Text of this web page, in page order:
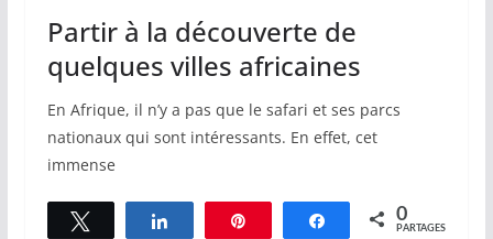
Partir à la découverte de
quelques villes africaines
En Afrique, il n’y a pas que le safari et ses parcs
nationaux qui sont intéressants. En effet, cet
immense
Tweetez Partagez Épingle Partagez0
PARTAGES